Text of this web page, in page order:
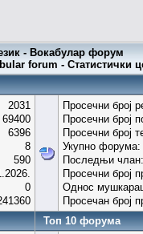
- Вокабулар форум
forum - Статистички
2031
69400
6396
8
590
0
Просечни број
Просечни број
Просечни број
Укупно форума:
Последњи члан:
Просечни број
Однос
Просечан број
Топ 10 форума